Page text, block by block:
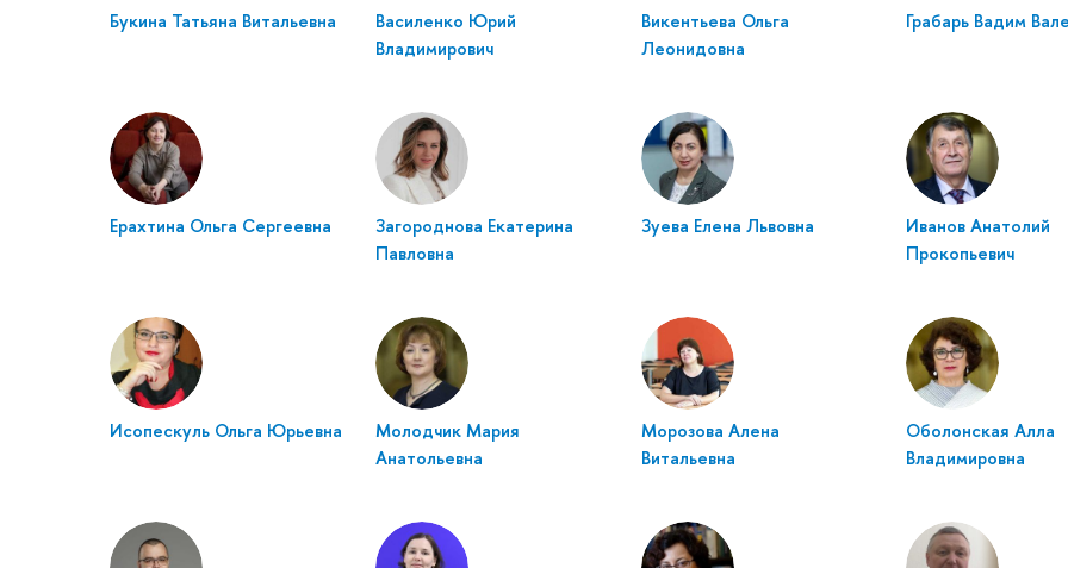
Букина Татьяна Витальевна
Василенко Юрий
Владимирович
Викентьева Ольга
Леонидовна
Грабарь Вадим
Ерахтина Ольга Сергеевна
Загороднова Екатерина
Павловна
Зуева Елена Львовна
Иванов Анатолий
Прокопьевич
Исопескуль Ольга Юрьевна
Молодчик Мария
Анатольевна
Морозова Алена
Витальевна
Оболонская Алла
Владимировна